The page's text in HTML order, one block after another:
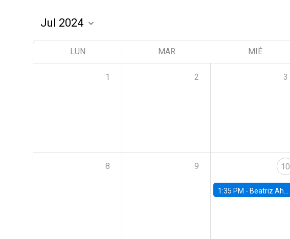
LUN MAR MIÉ
1 2 3
8 9 10
1:35 PM - Beatriz Ahumada, PhD candidate, Universidad de Pittsburgh